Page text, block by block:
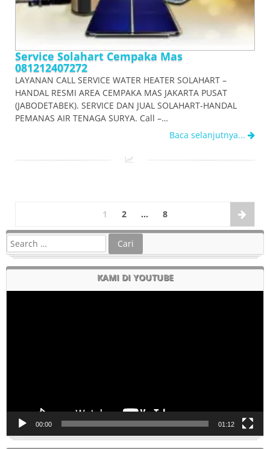
Service Solahart Cempaka Mas
081212407272
LAYANAN CALL SERVICE WATER HEATER SOLAHART –
HANDAL RESMI AREA CEMPAKA MAS JAKARTA PUSAT
(JABODETABEK). SERVICE DAN JUAL SOLAHART-HANDAL
PEMANAS AIR TENAGA SURYA. Call –…
Baca selanjutnya...
1 2 … 8
KAMI DI YOUTUBE
00:00 01:12